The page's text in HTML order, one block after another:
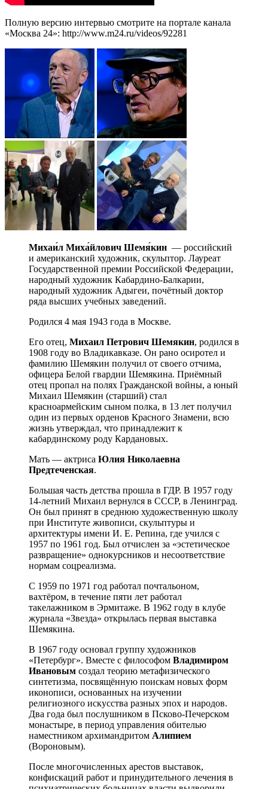
Полную версию интервью смотрите на портале канала
«Москва 24»: http://www.m24.ru/videos/92281
Михаи́л Миха́йлович Шемя́кин — российский
и американский художник, скульптор. Лауреат
Государственной премии Российской Федерации,
народный художник Кабардино-Балкарии,
народный художник Адыгеи, почётный доктор
ряда высших учебных заведений.
Родился 4 мая 1943 года в Москве.
Его отец, Михаил Петрович Шемякин, родился в
1908 году во Владикавказе. Он рано осиротел и
фамилию Шемякин получил от своего отчима,
офицера Белой гвардии Шемякина. Приёмный
отец пропал на полях Гражданской войны, а юный
Михаил Шемякин (старший) стал
красноармейским сыном полка, в 13 лет получил
один из первых орденов Красного Знамени, всю
жизнь утверждал, что принадлежит к
кабардинскому роду Кардановых.
Мать — актриса Юлия Николаевна
Предтеченская.
Большая часть детства прошла в ГДР. В 1957 году
14-летний Михаил вернулся в СССР, в Ленинград.
Он был принят в среднюю художественную школу
при Институте живописи, скульптуры и
архитектуры имени И. Е. Репина, где учился с
1957 по 1961 год. Был отчислен за «эстетическое
развращение» однокурсников и несоответствие
нормам соцреализма.
С 1959 по 1971 год работал почтальоном,
вахтёром, в течение пяти лет работал
такелажником в Эрмитаже. В 1962 году в клубе
журнала «Звезда» открылась первая выставка
Шемякина.
В 1967 году основал группу художников
«Петербург». Вместе с философом Владимиром
Ивановым создал теорию метафизического
синтетизма, посвящённую поискам новых форм
иконописи, основанных на изучении
религиозного искусства разных эпох и народов.
Два года был послушником в Псково-Печерском
монастыре, в период управления обителью
наместником архимандритом Алипием
(Вороновым).
После многочисленных арестов выставок,
конфискаций работ и принудительного лечения в